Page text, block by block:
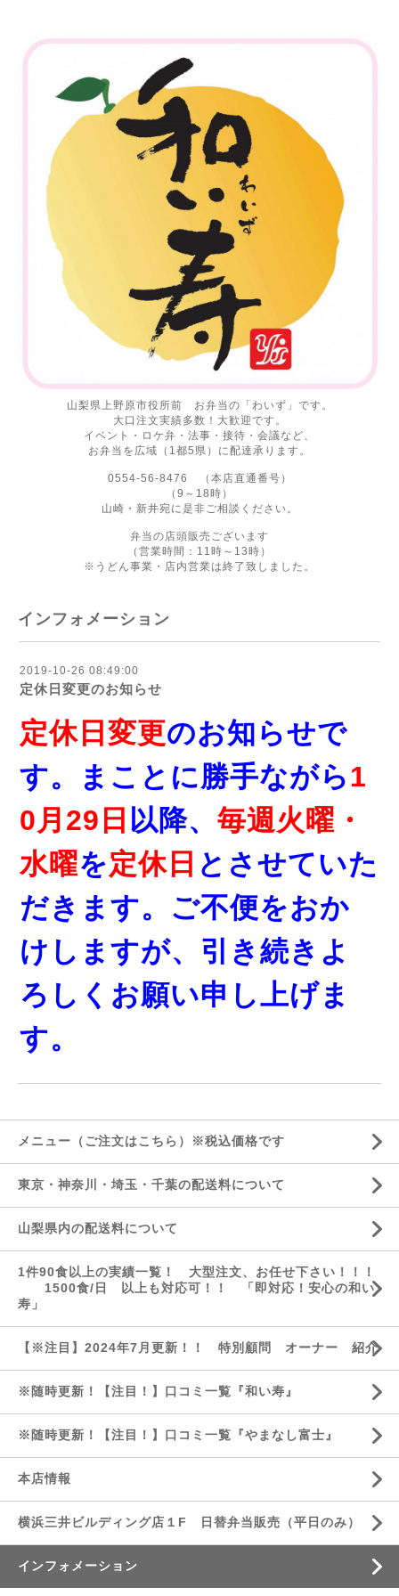
山梨県上野原市役所前 お弁当の「わいず」です。
大口注文実績多数！大歓迎です。
イベント・ロケ弁・法事・接待・会議など、
お弁当を広域（1都5県）に配達承ります。
0554-56-8476 （本店直通番号）
（9～18時）
山崎・新井宛に是非ご相談ください。
弁当の店頭販売ございます
（営業時間：11時～13時）
※うどん事業・店内営業は終了致しました。
インフォメーション
2019-10-26 08:49:00
定休日変更のお知らせ
定休日変更のお知らせで
す。まことに勝手ながら1
0月29日 以降、 毎週火曜・
水曜を定休日 とさせていた
だきます。ご不便をおか
けしますが、引き続きよ
ろしくお願い申し上げま
す。
メニュー（ご注文はこちら）※税込価格です
東京・神奈川・埼玉・千葉の配送料について
山梨県内の配送料について
1件90食以上の実績一覧！ 大型注文、お任せ下さい！！！
1500食/日 以上も対応可！！ 「即対応！安心の和い
寿」
【※注目】2024年7月更新！！ 特別顧問 オーナー 紹介
※随時更新！【注目！】口コミ一覧『和い寿』
※随時更新！【注目！】口コミ一覧『やまなし富士』
本店情報
横浜三井ビルディング店１F 日替弁当販売（平日のみ）
インフォメーション